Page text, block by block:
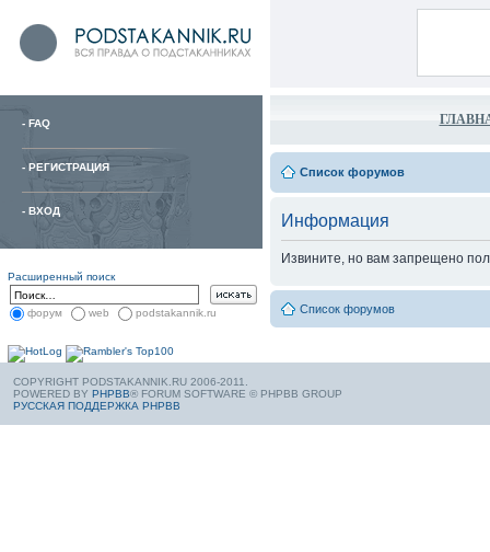
- FAQ
- РЕГИСТРАЦИЯ
- ВХОД
Расширенный поиск
форум web podstakannik.ru
Список форумов
Информация
Извините, но вам запрещено
Список форумов
COPYRIGHT PODSTAKANNIK.RU 2006-2011.
POWERED BY PHPBB® FORUM SOFTWARE © PHPBB GROUP
РУССКАЯ ПОДДЕРЖКА PHPBB